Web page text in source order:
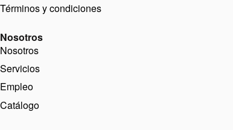
Términos y condiciones
Nosotros
Nosotros
Servicios
Empleo
Catálogo